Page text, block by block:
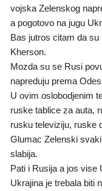
vojska Zelenskog
a pogotovo na jugu
Bas jutros citam da
Kherson.
Mozda su se Rusi
napreduju prema
U ovim oslobodjenim
ruske tablice za auta,
rusku televiziju, ruske
Glumac Zelenski
slabija.
Pati i Rusija a jos vise
Ukrajina je trebala biti